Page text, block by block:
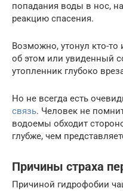
попадания воды в нос,
реакцию спасения.
Возможно, утонул кто-
об этом или увиденный
утопленник глубоко
Но не всегда есть
связь. Человек не
водоемы обходит
глубже, чем
Причины страха
Причиной гидрофобии